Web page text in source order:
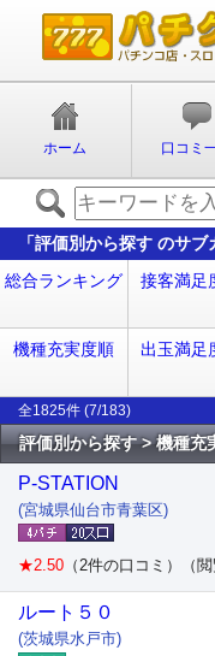
ホーム 口コミ
「評価別から探す のサブ
総合ランキング 接客満足
機種充実度順 出玉満足
全1825件 (7/183)
評価別から探す > 機種充
P-STATION
(宮城県仙台市青葉区)
★2.50 （2件の口コミ）（
ルート５０
(茨城県水戸市)